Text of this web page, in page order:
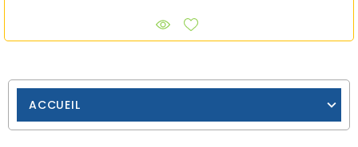
ACCUEIL